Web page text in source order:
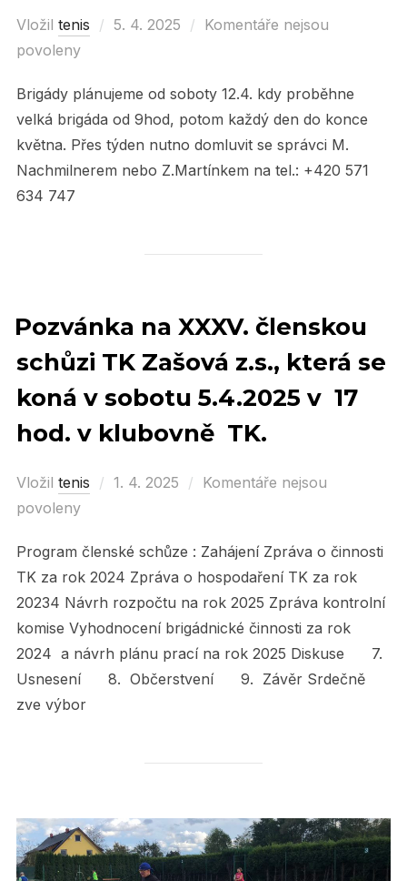
Vložil tenis
Posted
5. 4. 2025
Komentáře nejsou
povoleny
Brigády plánujeme od soboty 12.4. kdy proběhne
velká brigáda od 9hod, potom každý den do konce
května. Přes týden nutno domluvit se správci M.
Nachmilnerem nebo Z.Martínkem na tel.: +420 571
634 747
Pozvánka na XXXV. členskou
schůzi TK Zašová z.s., která se
koná v sobotu 5.4.2025 v 17
hod. v klubovně TK.
Vložil tenis
Posted
1. 4. 2025
Komentáře nejsou
povoleny
Program členské schůze : Zahájení Zpráva o činnosti
TK za rok 2024 Zpráva o hospodaření TK za rok
20234 Návrh rozpočtu na rok 2025 Zpráva kontrolní
komise Vyhodnocení brigádnické činnosti za rok
2024 a návrh plánu prací na rok 2025 Diskuse 7.
Usnesení 8. Občerstvení 9. Závěr Srdečně
zve výbor